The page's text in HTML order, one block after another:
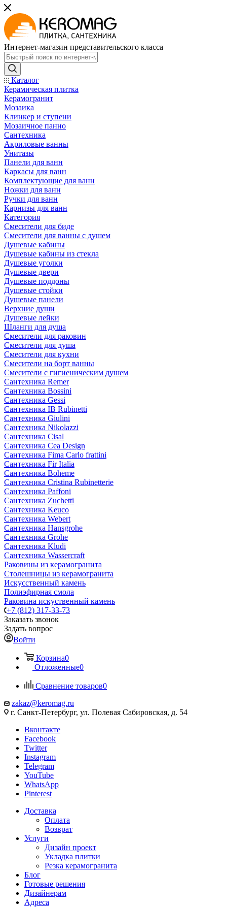
Интернет-магазин представительского класса
Каталог
Керамическая плитка
Керамогранит
Мозаика
Клинкер и ступени
Мозаичное панно
Сантехника
Акриловые ванны
Унитазы
Панели для ванн
Каркасы для ванн
Комплектующие для ванн
Ножки для ванн
Ручки для ванн
Карнизы для ванн
Категория
Смесители для биде
Смесители для ванны с душем
Душевые кабины
Душевые кабины из стекла
Душевые уголки
Душевые двери
Душевые поддоны
Душевые стойки
Душевые панели
Верхние души
Душевые лейки
Шланги для душа
Смесители для раковин
Смесители для душа
Смесители для кухни
Смесители на борт ванны
Смесители с гигиеническим душем
Сантехника Remer
Сантехника Bossini
Сантехника Gessi
Сантехника IB Rubinetti
Сантехника Giulini
Сантехника Nikolazzi
Сантехника Cisal
Сантехника Cea Design
Сантехника Fima Carlo frattini
Сантехника Fir Italia
Сантехника Boheme
Сантехника Cristina Rubinetterie
Сантехника Paffoni
Сантехника Zuchetti
Сантехника Keuco
Сантехника Webert
Сантехника Hansgrohe
Сантехника Grohe
Сантехника Kludi
Сантехника Wassercraft
Раковины из керамогранита
Столешницы из керамогранита
Искусственный камень
Полиэфирная смола
Раковина искуственный камень
+7 (812) 317-33-73
Заказать звонок
Задать вопрос
Войти
Корзина0
Отложенные0
Сравнение товаров0
zakaz@keromag.ru
г. Санкт-Петербург, ул. Полевая Сабировская, д. 54
Вконтакте
Facebook
Twitter
Instagram
Telegram
YouTube
WhatsApp
Pinterest
Доставка
Оплата
Возврат
Услуги
Дизайн проект
Укладка плитки
Резка керамогранита
Блог
Готовые решения
Дизайнерам
Адреса